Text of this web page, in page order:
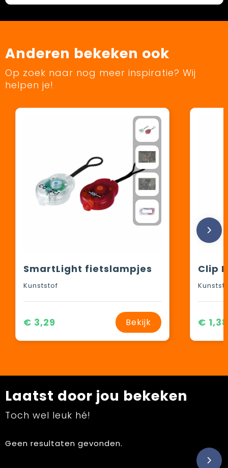
Anderen bekeken ook
Op zoek naar nog meer inspiratie? Wij
helpen je!
SmartLight fietslampjes
Kunststof
€ 3,29 Bekijk
Clip
€ 1,38
Laatst door jou bekeken
Toch wel leuk hé!
Geen resultaten gevonden.